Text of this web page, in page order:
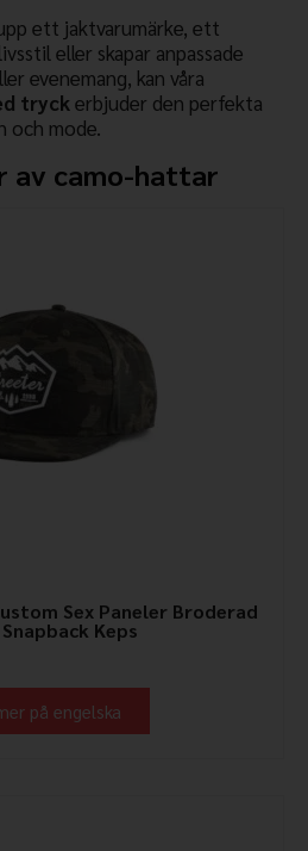
ett jaktvarumärke, ett
eller skapar anpassade
evenemang, kan våra
tryck erbjuder den perfekta
och mode.
av camo-hattar
Sex Paneler Broderad
Keps
på engelska